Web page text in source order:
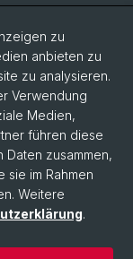
zu
anbieten zu
zu analysieren.
Verwendung
Medien,
führen diese
zusammen,
im Rahmen
Weitere
.